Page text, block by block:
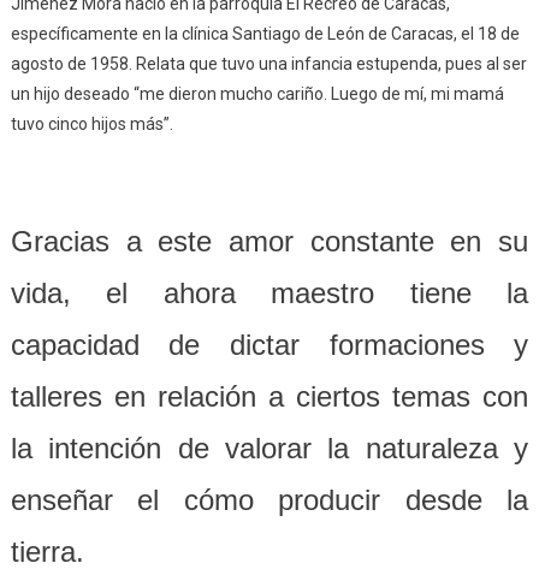
específicamente en la clínica Santiago de León de Caracas, el 18 de
agosto de 1958. Relata que tuvo una infancia estupenda, pues al ser
un hijo deseado “me dieron mucho cariño. Luego de mí, mi mamá
tuvo cinco hijos más”.
Gracias a este amor constante en su
vida, el ahora maestro tiene la
capacidad de dictar formaciones y
talleres en relación a ciertos temas con
la intención de valorar la naturaleza y
enseñar el cómo producir desde la
tierra.